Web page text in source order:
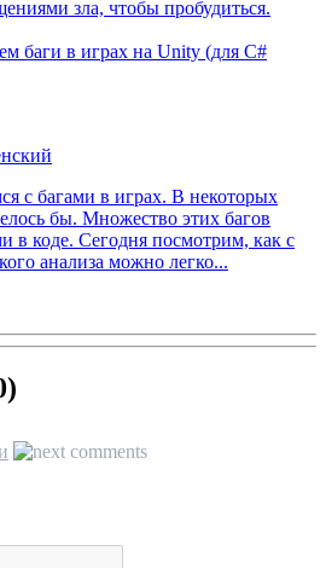
зла, чтобы пробудиться.
баги в играх на Unity (для C#
с багами в играх. В некоторых
бы. Множество этих багов
в коде. Сегодня посмотрим, как с
анализа можно легко...
)